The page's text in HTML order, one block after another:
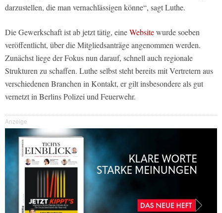
darzustellen, die man vernachlässigen könne“, sagt Luthe.
Die Gewerkschaft ist ab jetzt tätig, eineWebsitewurde soeben
veröffentlicht, über die Mitgliedsanträge angenommen werden.
Zunächst liege der Fokus nun darauf, schnell auch regionale
Strukturen zu schaffen. Luthe selbst steht bereits mit Vertretern aus
verschiedenen Branchen in Kontakt, er gilt insbesondere als gut
vernetzt in Berlins Polizei und Feuerwehr.
Anzeige